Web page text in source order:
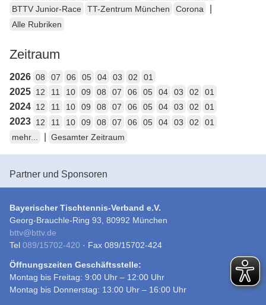
BTTV Junior-Race
TT-Zentrum München Corona
Alle Rubriken
Zeitraum
2026 08 07 06 05 04 03 02 01
2025 12 11 10 09 08 07 06 05 04 03 02 01
2024 12 11 10 09 08 07 06 05 04 03 02 01
2023 12 11 10 09 08 07 06 05 04 03 02
01
mehr...
Gesamter Zeitraum
Partner und Sponsoren
Bayerischer Tischtennis-Verband e.V.
Georg-Brauchle-Ring 93, 80992 München
bttv@bttv.de
Tel 089/15702-420 · Fax 089/15702-424
Öffnungszeiten Geschäftsstelle:
Montag bis Freitag: 9:00 Uhr – 12:00 Uhr
Montag bis Donnerstag: 13:00 Uhr – 16:00 Uhr